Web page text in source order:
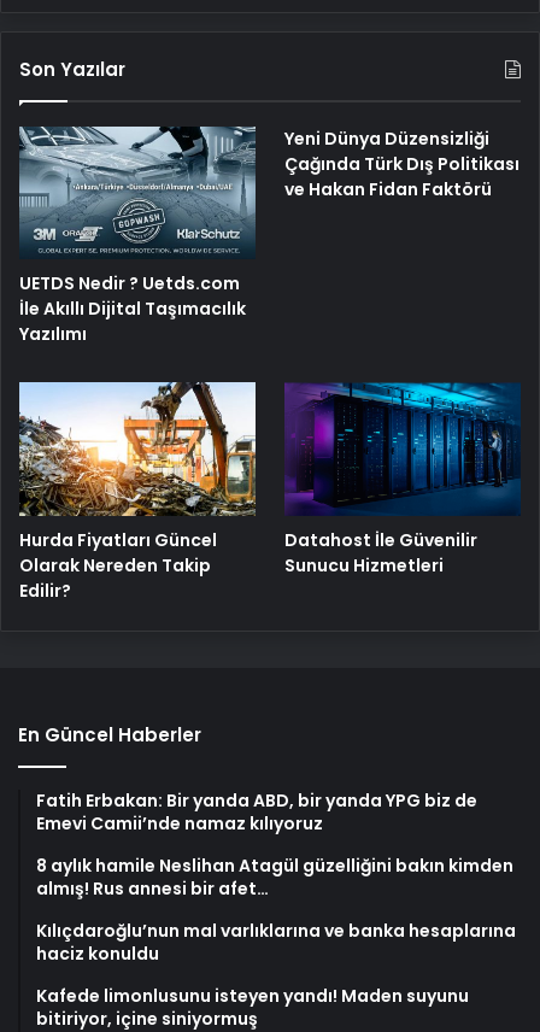
Son Yazılar
UETDS Nedir ? Uetds.com
İle Akıllı Dijital Taşımacılık
Yazılımı
Yeni Dünya Düzensizliği
Çağında Türk Dış Politikası
ve Hakan Fidan Faktörü
Hurda Fiyatları Güncel
Olarak Nereden Takip
Edilir?
Datahost İle Güvenilir
Sunucu Hizmetleri
En Güncel Haberler
Fatih Erbakan: Bir yanda ABD, bir yanda YPG biz de
Emevi Camii’nde namaz kılıyoruz
8 aylık hamile Neslihan Atagül güzelliğini bakın kimden
almış! Rus annesi bir afet…
Kılıçdaroğlu’nun mal varlıklarına ve banka hesaplarına
haciz konuldu
Kafede limonlusunu isteyen yandı! Maden suyunu
bitiriyor, içine siniyormuş